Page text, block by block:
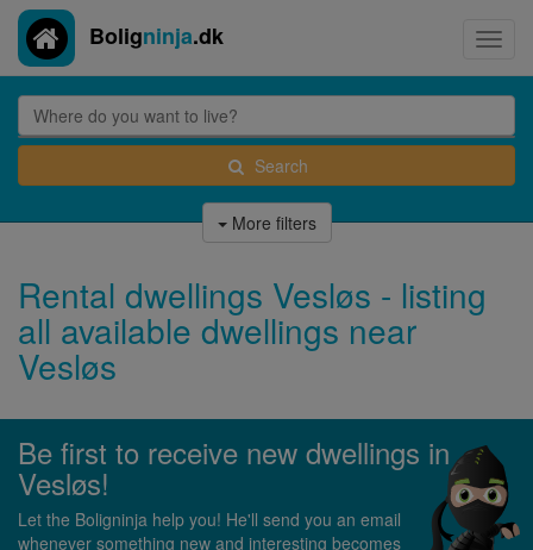
Boligninja.dk
Search
More filters
Rental dwellings Vesløs - listing
all available dwellings near
Vesløs
Be first to receive new dwellings in
Vesløs!
Let the Boligninja help you! He'll send you an email
whenever something new and interesting becomes